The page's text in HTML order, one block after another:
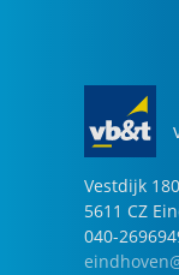
Vestdijk 180
5611 CZ
040-